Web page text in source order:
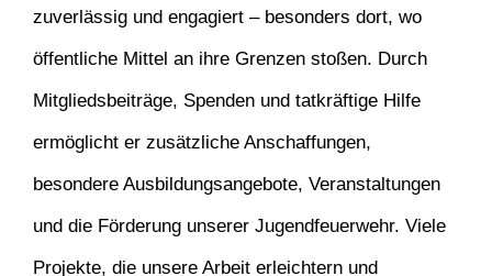
zuverlässig und engagiert – besonders dort, wo
öffentliche Mittel an ihre Grenzen stoßen. Durch
Mitgliedsbeiträge, Spenden und tatkräftige Hilfe
ermöglicht er zusätzliche Anschaffungen,
besondere Ausbildungsangebote, Veranstaltungen
und die Förderung unserer Jugendfeuerwehr. Viele
Projekte, die unsere Arbeit erleichtern und